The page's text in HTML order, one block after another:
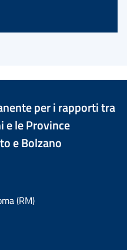
per i rapporti tra
e le Province
e Bolzano
(RM)